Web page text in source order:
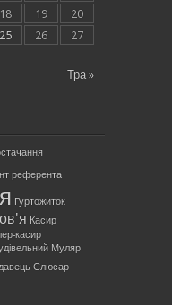
Тра »
18 19
20
25 26
27
референта
Гуртожиток
Касир
касир
Муляр
Слюсар